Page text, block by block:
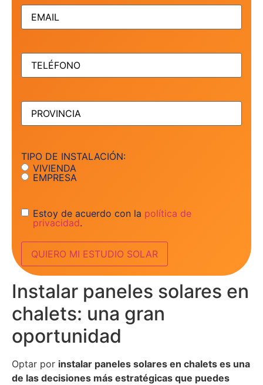
EMAIL(Obligatorio)
TELÉFONO(Obligatorio)
PROVINCIA(Obligatorio)
TIPO DE INSTALACIÓN:
VIVIENDA
EMPRESA
Consentimiento
Estoy de acuerdo con la política de
privacidad.
Instalar paneles solares en
chalets: una gran
oportunidad
Optar por instalar paneles solares en chalets es una
de las decisiones más estratégicas que puedes